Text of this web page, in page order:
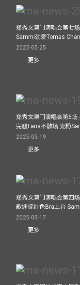
郑秀文澳门演唱会第七
Sammi劲爱Tomas
2025-05-25
更多
郑秀文澳门演唱会第6场
完骚Fans不散场 宠粉
2025-05-19
更多
郑秀文澳门演唱会第四
歌迷掟红色Bra上台
2025-05-17
更多